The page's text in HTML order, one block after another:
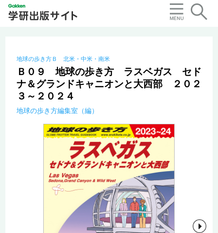
地球の歩き方Ｂ 北米・中米・南米
Ｂ０９ 地球の歩き方 ラスベガス セド
ナ＆グランドキャニオンと大西部 ２０２
３～２０２４
地球の歩き方編集室（編）